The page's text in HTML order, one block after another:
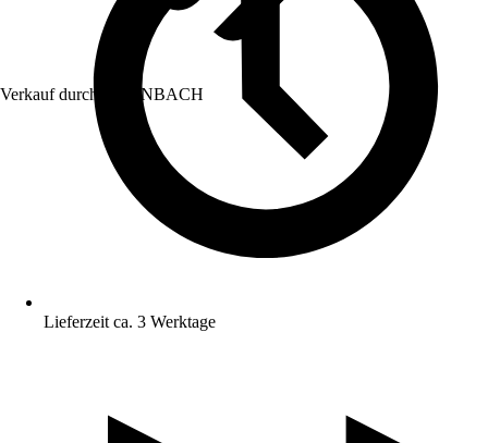
Verkauf durch: HORNBACH
Lieferzeit ca. 3 Werktage